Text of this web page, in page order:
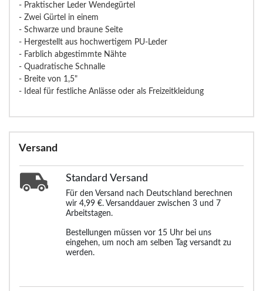
- Praktischer Leder Wendegürtel
- Zwei Gürtel in einem
- Schwarze und braune Seite
- Hergestellt aus hochwertigem PU-Leder
- Farblich abgestimmte Nähte
- Quadratische Schnalle
- Breite von 1,5"
- Ideal für festliche Anlässe oder als Freizeitkleidung
Versand
Standard Versand
Für den Versand nach Deutschland berechnen
wir 4,99 €. Versanddauer zwischen 3 und 7
Arbeitstagen.
Bestellungen müssen vor 15 Uhr bei uns
eingehen, um noch am selben Tag versandt zu
werden.